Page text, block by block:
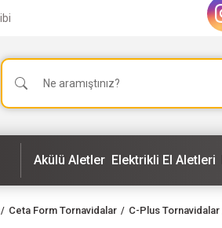
Akülü Aletler Elektrikli El Aletleri
Ceta Form Tornavidalar C-Plus Tornavidalar